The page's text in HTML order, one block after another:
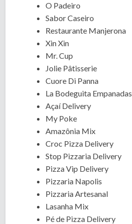
O Padeiro
Sabor Caseiro
Restaurante Manjerona
Xin Xin
Mr. Cup
Jolie Pâtisserie
Cuore Di Panna
La Bodeguita Empanadas
Açaí Delivery
My Poke
Amazônia Mix
Croc Pizza Delivery
Stop Pizzaria Delivery
Pizza Vip Delivery
Pizzaria Napolis
Pizzaria Artesanal
Lasanha Mix
Pé de Pizza Delivery